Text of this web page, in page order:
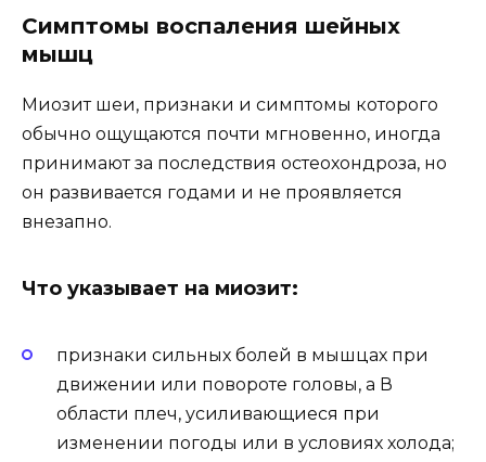
Симптомы воспаления шейных
мышц
Миозит шеи, признаки и симптомы которого
обычно ощущаются почти мгновенно, иногда
принимают за последствия остеохондроза, но
он развивается годами и не проявляется
внезапно.
Что указывает на миозит:
признаки сильных болей в мышцах при
движении или повороте головы, а В
области плеч, усиливающиеся при
изменении погоды или в условиях холода;